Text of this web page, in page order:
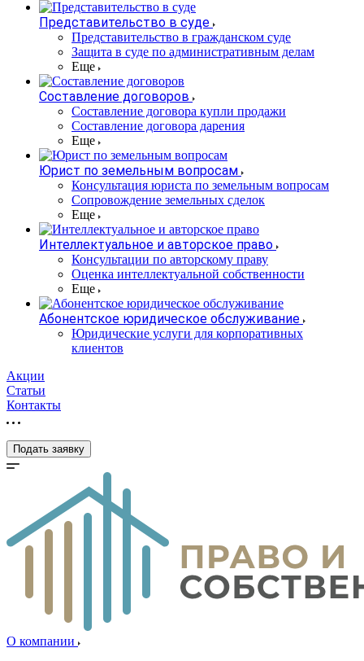
Представительство в суде
Представительство в гражданском суде
Защита в суде по административным делам
Еще
Составление договоров
Составление договора купли продажи
Составление договора дарения
Еще
Юрист по земельным вопросам
Консультация юриста по земельным вопросам
Сопровождение земельных сделок
Еще
Интеллектуальное и авторское право
Консультации по авторскому праву
Оценка интеллектуальной собственности
Еще
Абонентское юридическое обслуживание
Юридические услуги для корпоративных
клиентов
Акции
Статьи
Контакты
Подать заявку
О компании